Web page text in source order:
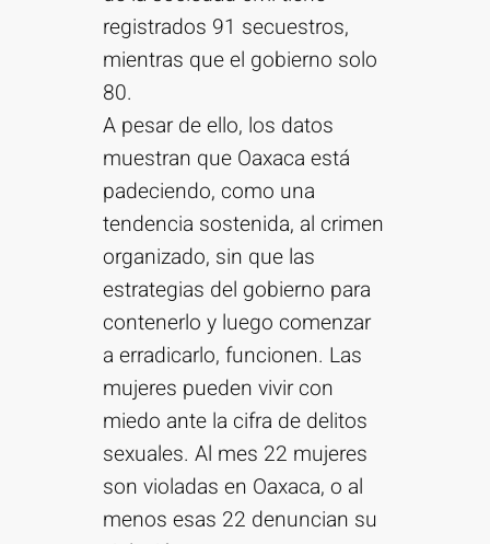
registrados 91 secuestros,
mientras que el gobierno solo
80.
A pesar de ello, los datos
muestran que Oaxaca está
padeciendo, como una
tendencia sostenida, al crimen
organizado, sin que las
estrategias del gobierno para
contenerlo y luego comenzar
a erradicarlo, funcionen. Las
mujeres pueden vivir con
miedo ante la cifra de delitos
sexuales. Al mes 22 mujeres
son violadas en Oaxaca, o al
menos esas 22 denuncian su